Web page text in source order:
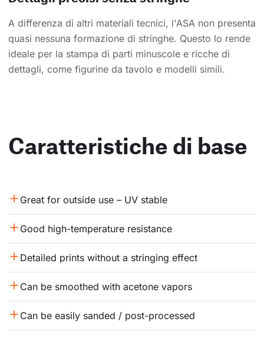
A differenza di altri materiali tecnici, l'ASA non presenta
quasi nessuna formazione di stringhe. Questo lo rende
ideale per la stampa di parti minuscole e ricche di
dettagli, come figurine da tavolo e modelli simili.
Caratteristiche di base
Great for outside use – UV stable
Good high-temperature resistance
Detailed prints without a stringing effect
Can be smoothed with acetone vapors
Can be easily sanded / post-processed